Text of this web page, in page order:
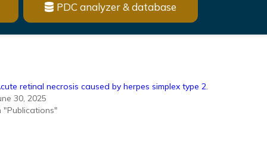
PDC analyzer & database
retinal necrosis caused by herpes simplex type 2.
30, 2025
"Publications"